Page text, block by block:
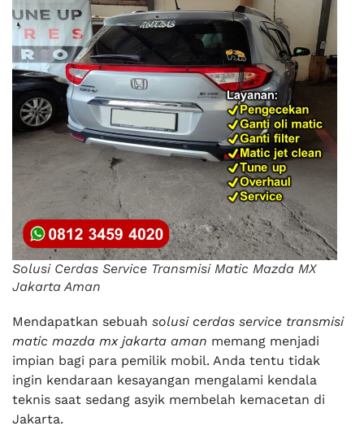
Solusi Cerdas Service Transmisi Matic Mazda MX
Jakarta Aman
Mendapatkan sebuah solusi cerdas service transmisi
matic mazda mx jakarta aman memang menjadi
impian bagi para pemilik mobil. Anda tentu tidak
ingin kendaraan kesayangan mengalami kendala
teknis saat sedang asyik membelah kemacetan di
Jakarta.